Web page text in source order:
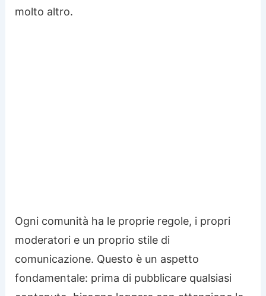
molto altro.
Ogni comunità ha le proprie regole, i propri
moderatori e un proprio stile di
comunicazione. Questo è un aspetto
fondamentale: prima di pubblicare qualsiasi